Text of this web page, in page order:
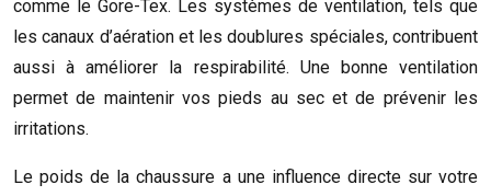
comme le Gore-Tex. Les systèmes de ventilation, tels que
les canaux d’aération et les doublures spéciales, contribuent
aussi à améliorer la respirabilité. Une bonne ventilation
permet de maintenir vos pieds au sec et de prévenir les
irritations.
Le poids de la chaussure a une influence directe sur votre